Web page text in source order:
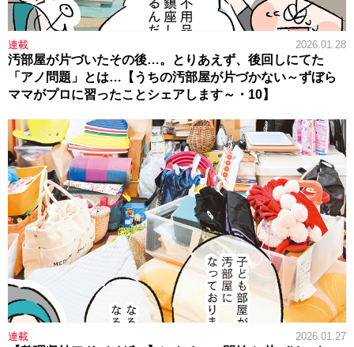
連載 2026.01.28
汚部屋が片づいたその後…。とりあえず、後回しにてた
「アノ問題」とは…【うちの汚部屋が片づかない～ずぼら
ママがプロに習ったことシェアします～・10】
連載 2026.01.27